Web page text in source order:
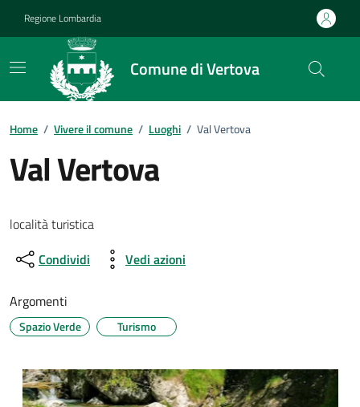
Regione Lombardia
Comune di Vertova
Home / Vivere il comune / Luoghi / Val Vertova
Val Vertova
località turistica
Condividi
Vedi azioni
Argomenti
Spazio Verde Turismo